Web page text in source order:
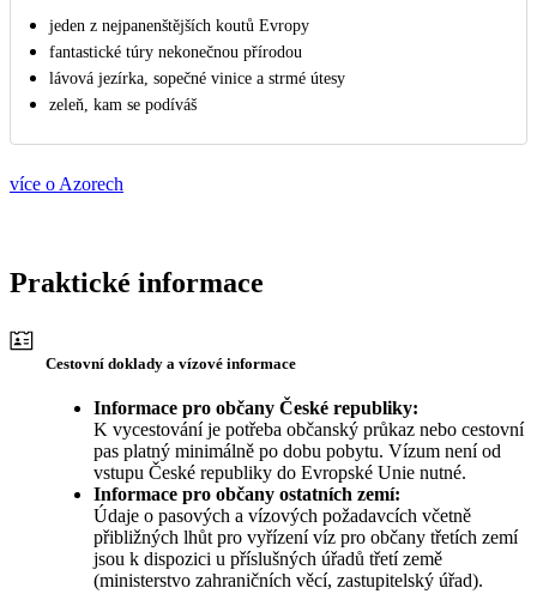
jeden z nejpanenštějších koutů Evropy
fantastické túry nekonečnou přírodou
lávová jezírka, sopečné vinice a strmé útesy
zeleň, kam se podíváš
více o Azorech
Praktické informace
Cestovní doklady a vízové informace
Informace pro občany České republiky:
K vycestování je potřeba občanský průkaz nebo cestovní
pas platný minimálně po dobu pobytu. Vízum není od
vstupu České republiky do Evropské Unie nutné.
Informace pro občany ostatních zemí:
Údaje o pasových a vízových požadavcích včetně
přibližných lhůt pro vyřízení víz pro občany třetích zemí
jsou k dispozici u příslušných úřadů třetí země
(ministerstvo zahraničních věcí, zastupitelský úřad).